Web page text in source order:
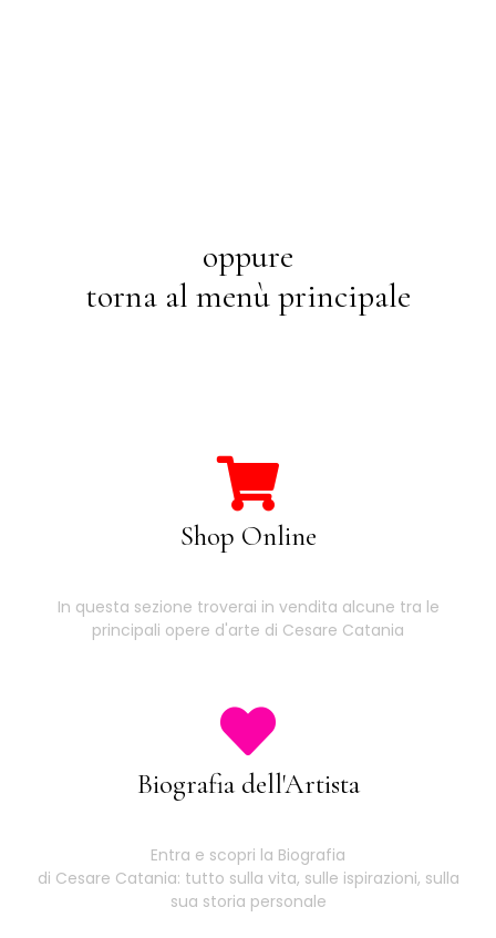
oppure
torna al menù principale
Shop Online
In questa sezione troverai in vendita alcune tra le
principali opere d'arte di Cesare Catania
Biografia dell'Artista
Entra e scopri la Biografia
di Cesare Catania: tutto sulla vita, sulle ispirazioni, sulla
sua storia personale